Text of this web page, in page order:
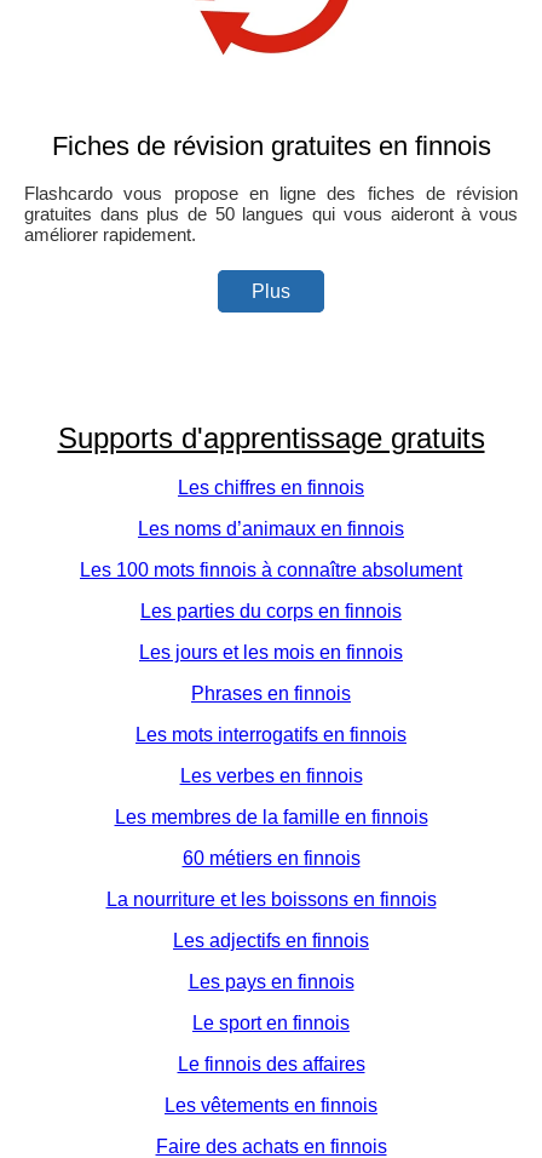
Fiches de révision gratuites en finnois
Flashcardo vous propose en ligne des fiches de révision
gratuites dans plus de 50 langues qui vous aideront à vous
améliorer rapidement.
Plus
Supports d'apprentissage gratuits
Les chiffres en finnois
Les noms d’animaux en finnois
Les 100 mots finnois à connaître absolument
Les parties du corps en finnois
Les jours et les mois en finnois
Phrases en finnois
Les mots interrogatifs en finnois
Les verbes en finnois
Les membres de la famille en finnois
60 métiers en finnois
La nourriture et les boissons en finnois
Les adjectifs en finnois
Les pays en finnois
Le sport en finnois
Le finnois des affaires
Les vêtements en finnois
Faire des achats en finnois